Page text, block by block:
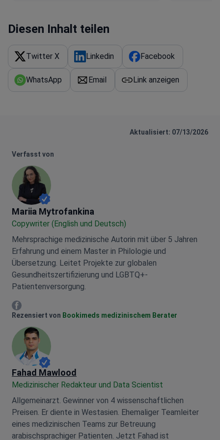
Diesen Inhalt teilen
Twitter X Linkedin Facebook
WhatsApp Email Link anzeigen
Aktualisiert: 07/13/2026
Verfasst von
Mariia Mytrofankina
Mariia Mytrofankina
Copywriter (English und Deutsch)
Mehrsprachige medizinische Autorin mit über 5 Jahren
Erfahrung und einem Master in Philologie und
Übersetzung. Leitet Projekte zur globalen
Gesundheitszertifizierung und LGBTQ+-
Patientenversorgung.
Mariia Mytrofankina Facebook
Rezensiert von Bookimeds medizinischem Berater
Fahad Mawlood
Medizinischer Redakteur und Data Scientist
Allgemeinarzt. Gewinner von 4 wissenschaftlichen
Preisen. Er diente in Westasien. Ehemaliger Teamleiter
eines medizinischen Teams zur Betreuung
arabischsprachiger Patienten. Jetzt Fahad ist